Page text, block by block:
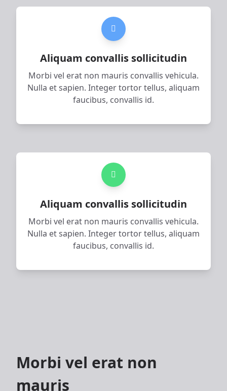
Aliquam convallis sollicitudin
Morbi vel erat non mauris convallis vehicula.
Nulla et sapien. Integer tortor tellus, aliquam
faucibus, convallis id.
Aliquam convallis sollicitudin
Morbi vel erat non mauris convallis vehicula.
Nulla et sapien. Integer tortor tellus, aliquam
faucibus, convallis id.
Morbi vel erat non
mauris